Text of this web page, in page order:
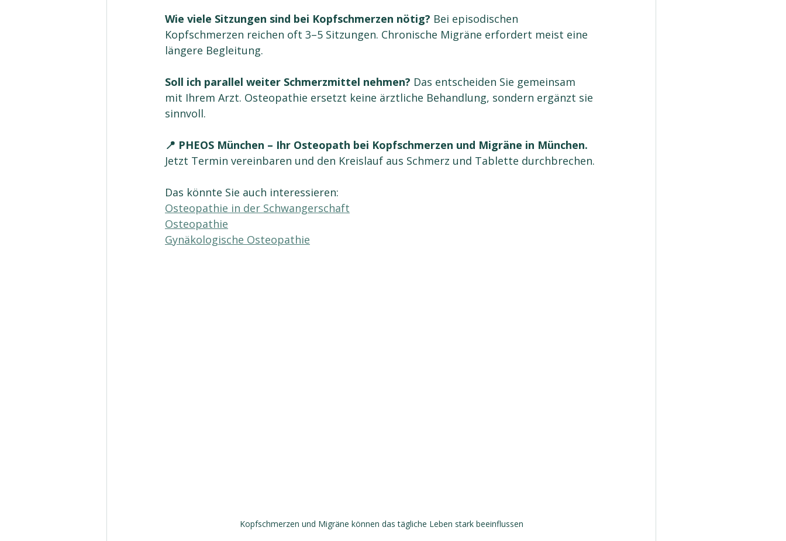
Wie viele Sitzungen sind bei Kopfschmerzen nötig? Bei episodischen
Kopfschmerzen reichen oft 3–5 Sitzungen. Chronische Migräne erfordert meist eine
längere Begleitung.
Soll ich parallel weiter Schmerzmittel nehmen? Das entscheiden Sie gemeinsam
mit Ihrem Arzt. Osteopathie ersetzt keine ärztliche Behandlung, sondern ergänzt sie
sinnvoll.
📍 PHEOS München – Ihr Osteopath bei Kopfschmerzen und Migräne in München.
Jetzt Termin vereinbaren und den Kreislauf aus Schmerz und Tablette durchbrechen.
Das könnte Sie auch interessieren:
Osteopathie in der Schwangerschaft
Osteopathie
Gynäkologische Osteopathie
Kopfschmerzen und Migräne können das tägliche Leben stark beeinflussen